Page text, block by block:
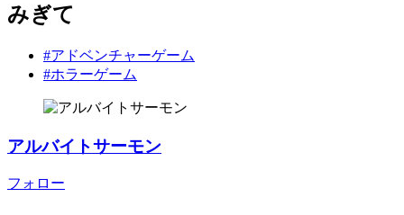
みぎて
#アドベンチャーゲーム
#ホラーゲーム
アルバイトサーモン
フォロー